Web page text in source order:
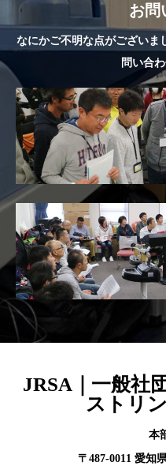
お問
なにかご不明な点がございま
問い合
JRSA｜一般社
ストリ
本
〒487-0011 愛知